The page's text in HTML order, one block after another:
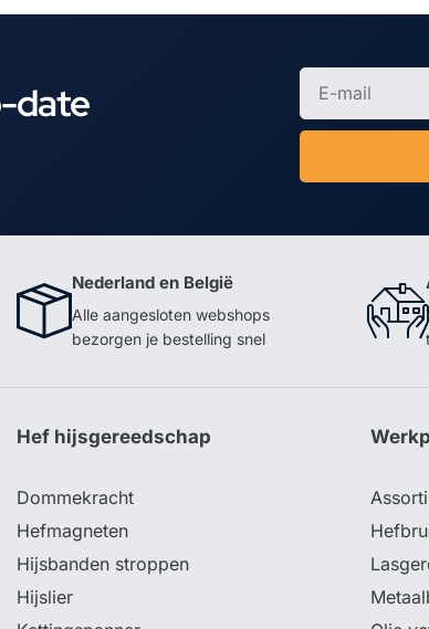
date
Nederland en België
Alle aangesloten webshops
bezorgen je bestelling snel
Hef hijsgereedschap
Dommekracht
Hefmagneten
Hijsbanden stroppen
Hijslier